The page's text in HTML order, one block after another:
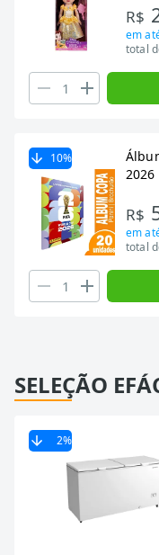
R$
em
total
10%
R$
em
total
SELEÇÃO
2%